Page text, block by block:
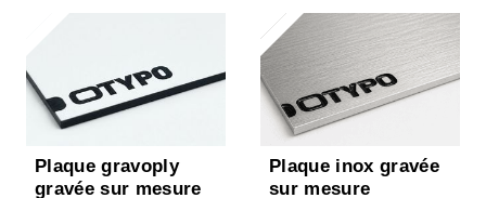
Plaque gravoply
gravée sur mesure
Plaque inox gravée
sur mesure